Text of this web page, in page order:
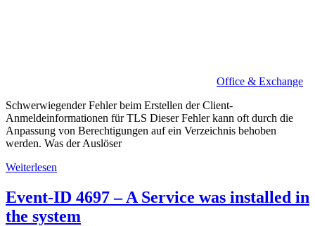
Office & Exchange
Schwerwiegender Fehler beim Erstellen der Client-
Anmeldeinformationen für TLS Dieser Fehler kann oft durch die
Anpassung von Berechtigungen auf ein Verzeichnis behoben
werden. Was der Auslöser
Weiterlesen
Event-ID 4697 – A Service was installed in
the system